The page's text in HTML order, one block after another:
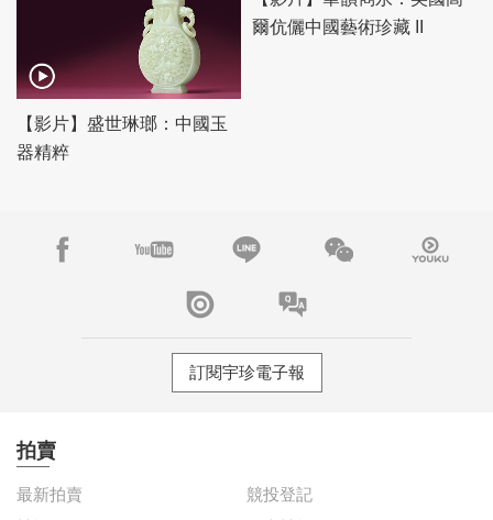
【影片】盛世琳瑯：中國玉
器精粹
爾伉儷中國藝術珍藏 II
訂閱宇珍電子報
拍賣
最新拍賣
競投登記